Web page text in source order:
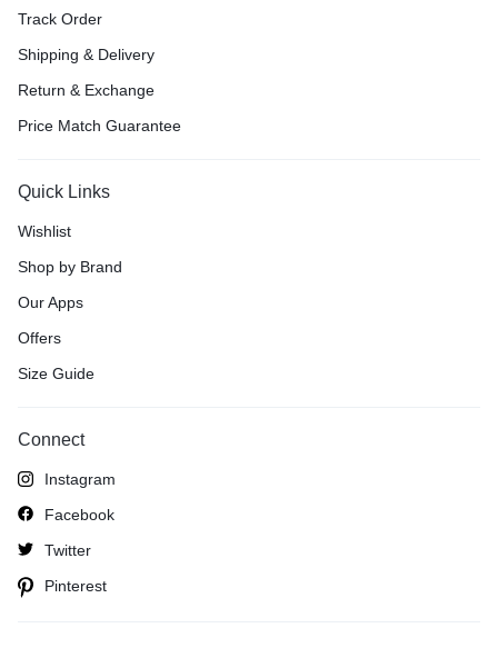
Track Order
Shipping & Delivery
Return & Exchange
Price Match Guarantee
Quick Links
Wishlist
Shop by Brand
Our Apps
Offers
Size Guide
Connect
Instagram
Facebook
Twitter
Pinterest